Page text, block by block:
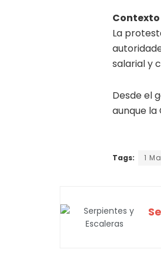
La
salarial y
Desde el
aunque la
Tags: 1